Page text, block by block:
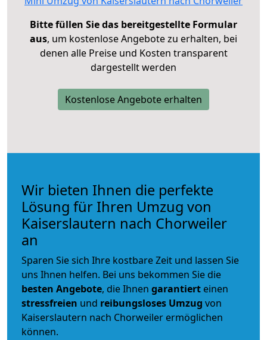
Bitte füllen Sie das bereitgestellte Formular
aus, um kostenlose Angebote zu erhalten, bei
denen alle Preise und Kosten transparent
dargestellt werden
Kostenlose Angebote erhalten
Wir bieten Ihnen die perfekte
Lösung für Ihren Umzug von
Kaiserslautern nach Chorweiler
an
Sparen Sie sich Ihre kostbare Zeit und lassen Sie
uns Ihnen helfen. Bei uns bekommen Sie die
besten Angebote, die Ihnen garantiert einen
stressfreien und reibungsloses Umzug von
Kaiserslautern nach Chorweiler ermöglichen
können.